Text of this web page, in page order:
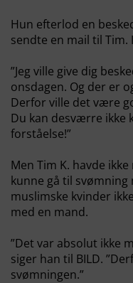
Hun efterlod en
sendte en mail til
”Jeg ville give dig
onsdagen. Og der er
Derfor ville det være
Du kan desværre ikke
forståelse!”
Men Tim K. havde
kunne gå til
muslimske kvinder
med en mand.
”Det var absolut ikke
siger han til BILD.
svømningen.”